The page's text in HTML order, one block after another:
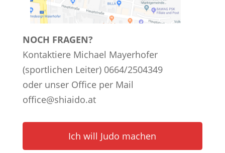
NOCH FRAGEN?
Kontaktiere Michael Mayerhofer
(sportlichen Leiter) 0664/2504349
oder unser Office per Mail
office@shiaido.at
Ich will Judo machen